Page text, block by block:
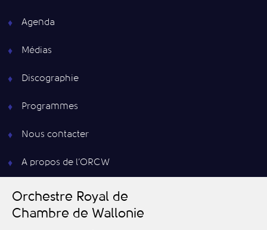
Agenda
Médias
Discographie
Programmes
Nous contacter
A propos de l’ORCW
Orchestre Royal de
Chambre de Wallonie